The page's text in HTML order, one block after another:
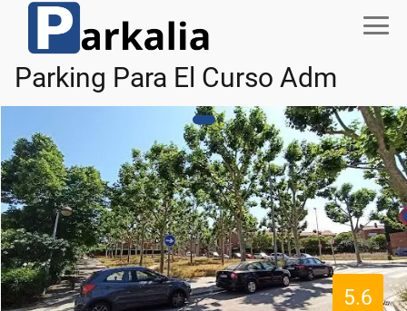
Parking Para El Curso Adm
5.6